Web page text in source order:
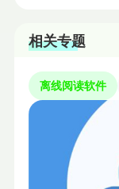
相关专题
离线阅读软件